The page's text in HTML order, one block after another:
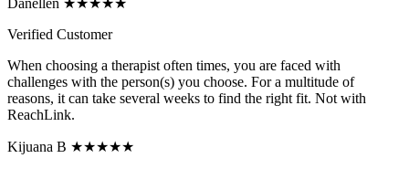
Danellen ★★★★★
Verified Customer
When choosing a therapist often times, you are faced with
challenges with the person(s) you choose. For a multitude of
reasons, it can take several weeks to find the right fit. Not with
ReachLink.
Kijuana B ★★★★★